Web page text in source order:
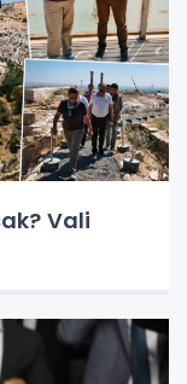
Vali